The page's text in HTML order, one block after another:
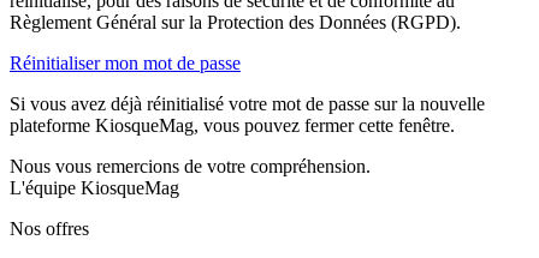
Règlement Général sur la Protection des Données (RGPD).
Réinitialiser mon mot de passe
Si vous avez déjà réinitialisé votre mot de passe sur la nouvelle
plateforme KiosqueMag, vous pouvez fermer cette fenêtre.
Nous vous remercions de votre compréhension.
L'équipe KiosqueMag
Nos offres